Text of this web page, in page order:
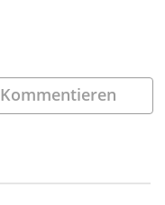
Kommentieren